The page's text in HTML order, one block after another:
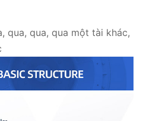
qua, qua, qua một tài khác,